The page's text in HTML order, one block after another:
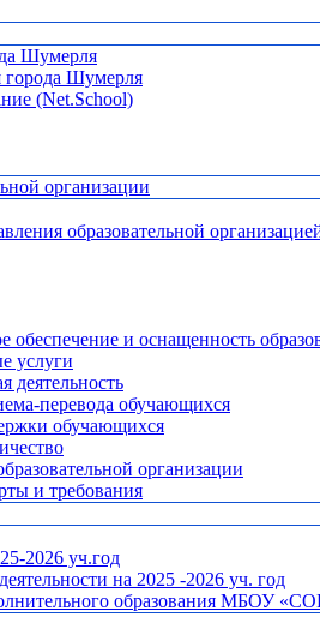
Шумерля
города Шумерля
(Net.School)
организации
образовательной
обеспечение и оснащенность
услуги
деятельность
перевода обучающихся
обучающихся
организации
и требования
2026 уч.год
на 2025 -2026 уч. год
образования МБОУ